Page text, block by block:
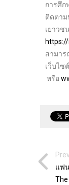
การศึก
ติดตาม
เยาวช
สามาร
เว็บไซต์
หรือ
แฟ
The